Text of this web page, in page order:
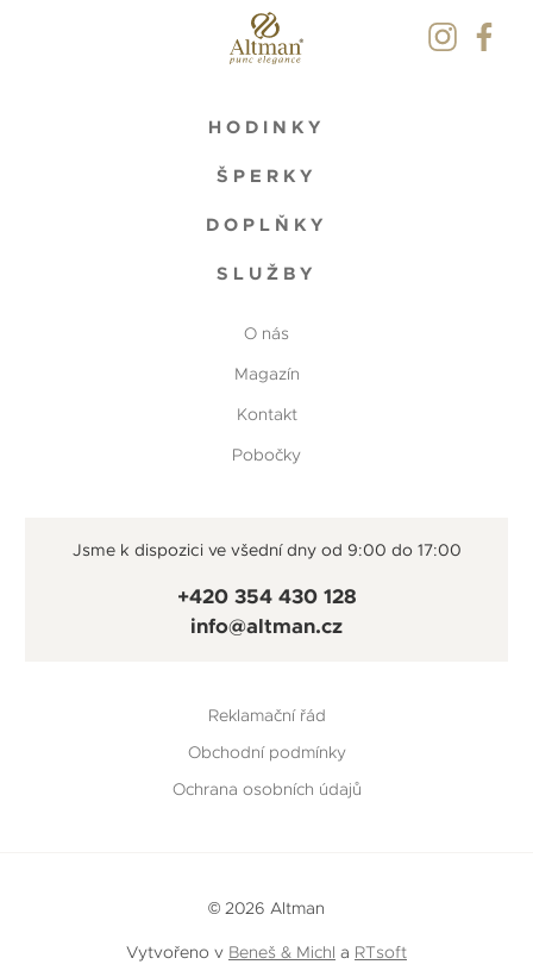
HODINKY
ŠPERKY
DOPLŇKY
SLUŽBY
O nás
Magazín
Kontakt
Pobočky
Jsme k dispozici ve všední dny od 9:00 do 17:00
+420 354 430 128
info@altman.cz
Reklamační řád
Obchodní podmínky
Ochrana osobních údajů
© 2026 Altman
Vytvořeno v Beneš & Michl a RTsoft